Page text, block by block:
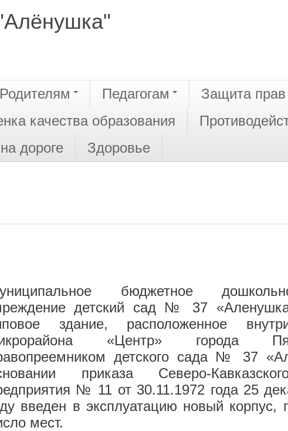
Родителям Педагогам
Защита
качества образования
дороге Здоровье
бюджетное
детский сад № 37
здание, расположенное
«Центр» города
детского сада № 37
приказа Северо-
№ 11 от 30.11.1972 года 25
введен в эксплуатацию новый корпус,
мест.